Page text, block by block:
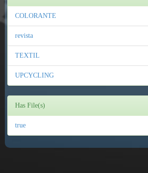
COLORANTE
revista
TEXTIL
UPCYCLING
Has File(s)
true